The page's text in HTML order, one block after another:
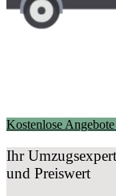
Kostenlose
Ihr
und Preiswert